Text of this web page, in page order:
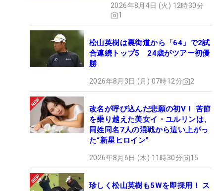
2026年8月4日 (火) 12時30分
1
松山英樹は裏街道から「64」で2試
合連続トップ5 24歳がツアー初優
勝
2026年8月3日 (月) 07時12分 2
改名が呼び込んだ悲願の初V！ 苦節
を乗り越えた美女イ・ユルリンは、
同姓同名7人の混戦から這い上がっ
た“新星ヒロイン”
2026年8月6日 (木) 11時30分 15
珍しく松山英樹も5Wを即採用！ ス